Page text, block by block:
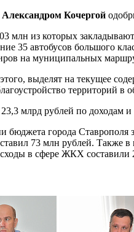
Александром Кочергой
млн из которых
35 автобусов большого
на муниципальных
выделят на текущее
территорий в
млрд рублей по доходам
бюджета города
73 млн рублей. Также
в сфере ЖКХ